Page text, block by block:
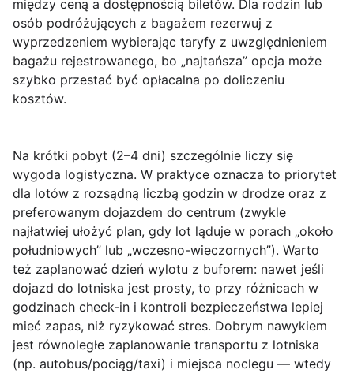
między ceną a dostępnością biletów. Dla rodzin lub
osób podróżujących z bagażem rezerwuj z
wyprzedzeniem wybierając taryfy z uwzględnieniem
bagażu rejestrowanego, bo „najtańsza” opcja może
szybko przestać być opłacalna po doliczeniu
kosztów.
Na krótki pobyt (2–4 dni) szczególnie liczy się
wygoda logistyczna. W praktyce oznacza to priorytet
dla lotów z rozsądną liczbą godzin w drodze oraz z
preferowanym dojazdem do centrum (zwykle
najłatwiej ułożyć plan, gdy lot ląduje w porach „około
południowych” lub „wczesno-wieczornych”). Warto
też zaplanować dzień wylotu z buforem: nawet jeśli
dojazd do lotniska jest prosty, to przy różnicach w
godzinach check-in i kontroli bezpieczeństwa lepiej
mieć zapas, niż ryzykować stres. Dobrym nawykiem
jest równoległe zaplanowanie transportu z lotniska
(np. autobus/pociąg/taxi) i miejsca noclegu — wtedy